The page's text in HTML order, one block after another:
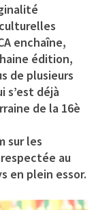
enchaîne,
édition,
de plusieurs
s’est déjà
de la 16è
sur les
au
en plein essor.